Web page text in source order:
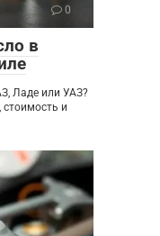
0
в
Ладе или УАЗ?
и